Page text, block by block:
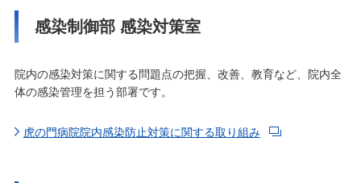
感染制御部 感染対策室
院内の感染対策に関する問題点の把握、改善、教育など、院内全
体の感染管理を担う部署です。
虎の門病院院内感染防止対策に関する取り組み